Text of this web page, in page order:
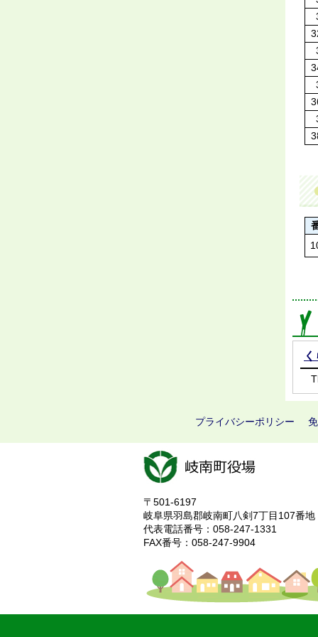
プライバシーポリシー
〒501-6197
岐阜県羽島郡岐南町八剣7丁目107番地
代表電話番号：058-247-1331
FAX番号：058-247-9904